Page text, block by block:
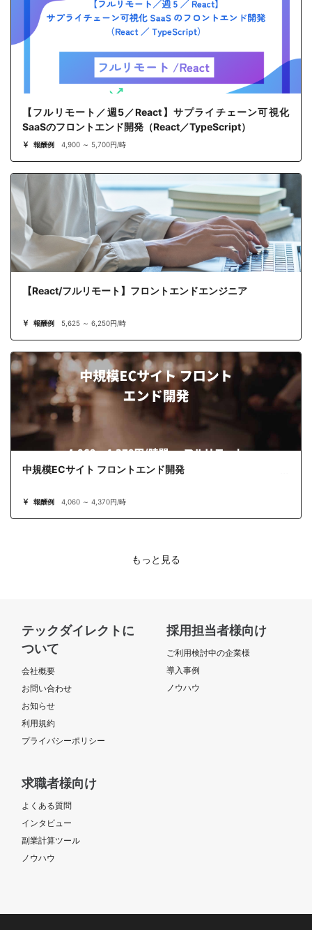
【フルリモート／週5／React】サプライチェーン可視化
SaaSのフロントエンド開発（React／TypeScript）
報酬例 4,900 ～ 5,700円/時
【React/フルリモート】フロントエンドエンジニア
報酬例 5,625 ～ 6,250円/時
中規模ECサイト フロントエンド開発
報酬例 4,060 ～ 4,370円/時
もっと見る
テックダイレクトに
ついて
会社概要
お問い合わせ
お知らせ
利用規約
プライバシーポリシー
採用担当者様向け
ご利用検討中の企業様
導入事例
ノウハウ
求職者様向け
よくある質問
インタビュー
副業計算ツール
ノウハウ